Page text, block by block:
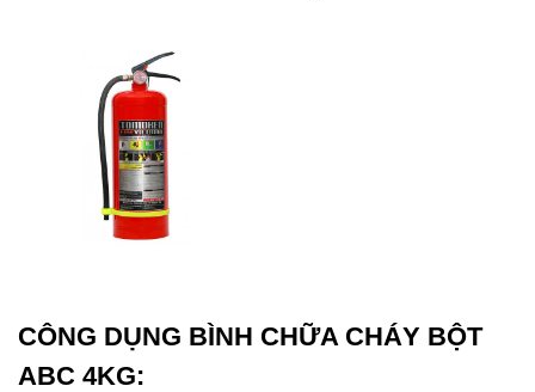
CÔNG DỤNG BÌNH CHỮA CHÁY BỘT
ABC 4KG: